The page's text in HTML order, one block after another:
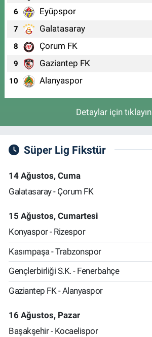
6 Eyüpspor
7 Galatasaray
8 Çorum FK
9 Gaziantep FK
10 Alanyaspor
Detaylar için tıklayın
Süper Lig Fikstür
14 Ağustos, Cuma
Galatasaray - Çorum FK
15 Ağustos, Cumartesi
Konyaspor - Rizespor
Kasımpaşa - Trabzonspor
Gençlerbirliği S.K. - Fenerbahçe
Gaziantep FK - Alanyaspor
16 Ağustos, Pazar
Başakşehir - Kocaelispor